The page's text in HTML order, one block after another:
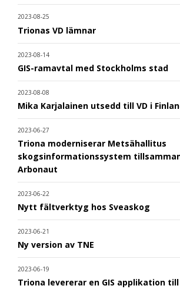
2023-08-25
Trionas VD lämnar
2023-08-14
GIS-ramavtal med Stockholms stad
2023-08-08
Mika Karjalainen utsedd till VD i
2023-06-27
Triona moderniserar Metsähallitus
skogsinformationssystem
Arbonaut
2023-06-22
Nytt fältverktyg hos Sveaskog
2023-06-21
Ny version av TNE
2023-06-19
Triona levererar en GIS applikation